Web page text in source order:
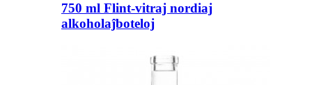
750 ml Flint-vitraj nordiaj
alkoholaĵboteloj